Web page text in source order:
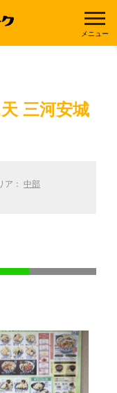
メニュー
三河安城
ア：中部